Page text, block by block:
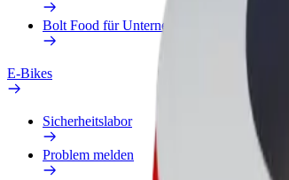
Bolt Food für Unternehmen
E-Bikes
Sicherheitslabor
Problem melden